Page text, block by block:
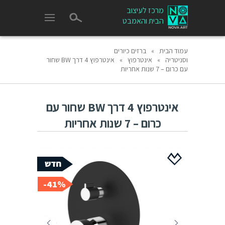
מרכז לעיצוב
הבית והאמבט
עמוד הבית »
ברזים כיורים
וסניטריה
» אינטרפוץ »
אינטרפוץ 4 דרך BW שחור
עם כרום – 7 שנות אחריות
אינטרפוץ 4 דרך BW שחור עם
כרום – 7 שנות אחריות
41%-